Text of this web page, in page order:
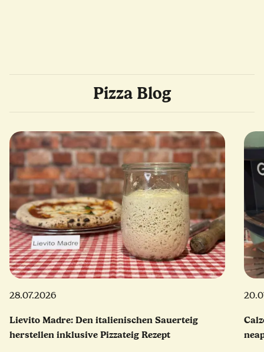
Pizza Blog
28.07.2026
Lievito Madre: Den italienischen Sauerteig
herstellen inklusive Pizzateig Rezept